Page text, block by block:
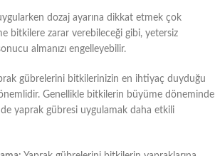
dozaj ayarına dikkat etmek çok
bitkilere zarar verebileceği gibi, yetersiz
almanızı engelleyebilir.
gübrelerini bitkilerinizin en ihtiyaç duyduğu
Genellikle bitkilerin büyüme döneminde
yaprak gübresi uygulamak daha etkili